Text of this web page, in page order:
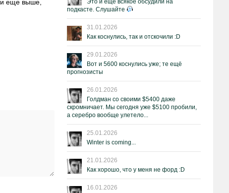
еще выше,
Это и ещё всякое обсудили на
подкасте. Слушайте
31.01.2026
Как коснулись, так и отскочили :D
29.01.2026
Вот и 5600 коснулись уже; те ещё
прогнозисты
26.01.2026
Голдман со своими $5400 даже
скромничает. Мы сегодня уже $5100 пробили,
а серебро вообще улетело...
25.01.2026
Winter is coming...
21.01.2026
Как хорошо, что у меня не форд :D
16.01.2026